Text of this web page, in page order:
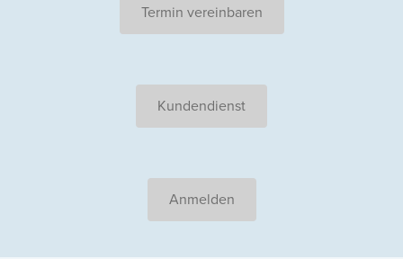
Termin vereinbaren
Kundendienst
Anmelden